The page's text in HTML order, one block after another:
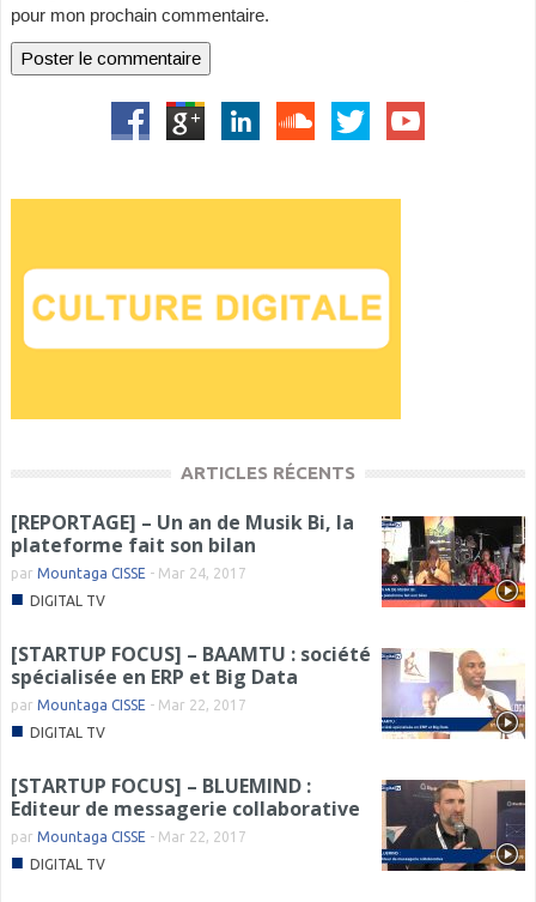
pour mon prochain commentaire.
ARTICLES RÉCENTS
[REPORTAGE] – Un an de Musik Bi, la
plateforme fait son bilan
par Mountaga CISSE - Mar 24, 2017
■ DIGITAL TV
[STARTUP FOCUS] – BAAMTU : société
spécialisée en ERP et Big Data
par Mountaga CISSE - Mar 22, 2017
■ DIGITAL TV
[STARTUP FOCUS] – BLUEMIND :
Editeur de messagerie collaborative
par Mountaga CISSE - Mar 22, 2017
■ DIGITAL TV